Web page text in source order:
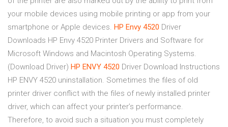
your mobile devices using mobile printing or app from your
smartphone or Apple devices. HP Envy 4520 Driver
Downloads HP Envy 4520 Printer Drivers and Software for
Microsoft Windows and Macintosh Operating Systems.
(Download Driver) HP ENVY 4520 Driver Download Instructions
HP ENVY 4520 uninstallation. Sometimes the files of old
printer driver conflict with the files of newly installed printer
driver, which can affect your printer’s performance.
Therefore, to avoid such a situation you must completely